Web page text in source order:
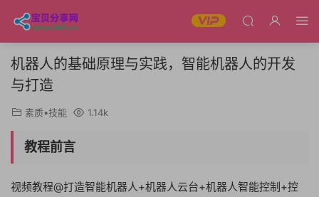
机器人的基础原理与实践，智能机器人的开发
与打造
素质•技能 1.14k
教程前言
视频教程@打造智能机器人+机器人云台+机器人智能控制+控